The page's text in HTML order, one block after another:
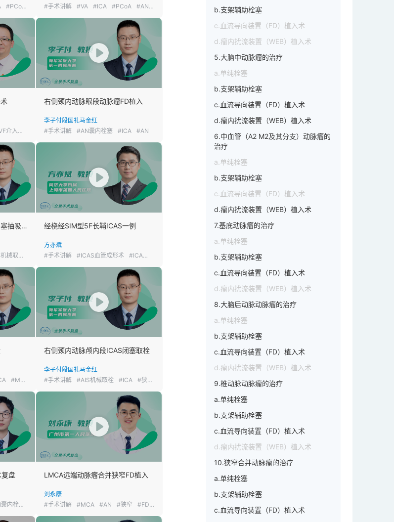
#PCoA #AIS
#手术讲解
#VA #ICA #PCoA #AN囊内栓塞
入栓塞
右侧颈内动脉眼段动脉瘤FD植入
李子付段国礼马金红
#手术讲解
#AN囊内栓塞 #ICA #AN
颈内动脉颅内段狭窄急性闭塞抽吸先行
械取栓
经桡经SIM型5F长鞘ICAS一例
方亦斌
#手术讲解
#ICAS血管成形术 #ICA
#MCA #AIS
右侧颈内动脉颅内段ICAS闭塞取栓
李子付段国礼马金红
#手术讲解
#AIS机械取栓 #ICA #狭窄
复盘
内栓塞
LMCA远端动脉瘤合并狭窄FD植入
刘永康
#手术讲解
#MCA #AN #狭窄 #FD血流导向
b.支架辅助栓塞
c.血流导向装置（FD）植入术
d.瘤内扰流装置（WEB）植入术
5.大脑中动脉瘤的治疗
a.单纯栓塞
b.支架辅助栓塞
c.血流导向装置（FD）植入术
d.瘤内扰流装置（WEB）植入术
6.中血管（A2 M2及其分支）动脉瘤的
治疗
a.单纯栓塞
b.支架辅助栓塞
c.血流导向装置（FD）植入术
d.瘤内扰流装置（WEB）植入术
7.基底动脉瘤的治疗
a.单纯栓塞
b.支架辅助栓塞
c.血流导向装置（FD）植入术
d.瘤内扰流装置（WEB）植入术
8.大脑后动脉动脉瘤的治疗
a.单纯栓塞
b.支架辅助栓塞
c.血流导向装置（FD）植入术
d.瘤内扰流装置（WEB）植入术
9.椎动脉动脉瘤的治疗
a.单纯栓塞
b.支架辅助栓塞
c.血流导向装置（FD）植入术
d.瘤内扰流装置（WEB）植入术
10.狭窄合并动脉瘤的治疗
a.单纯栓塞
b.支架辅助栓塞
c.血流导向装置（FD）植入术